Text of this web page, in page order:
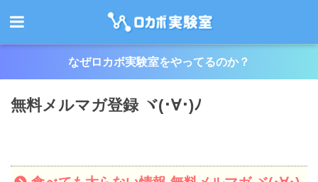
なぜロカボ実験室をやってるのか？
無料メルマガ登録 ヾ(･∀･)ﾉ